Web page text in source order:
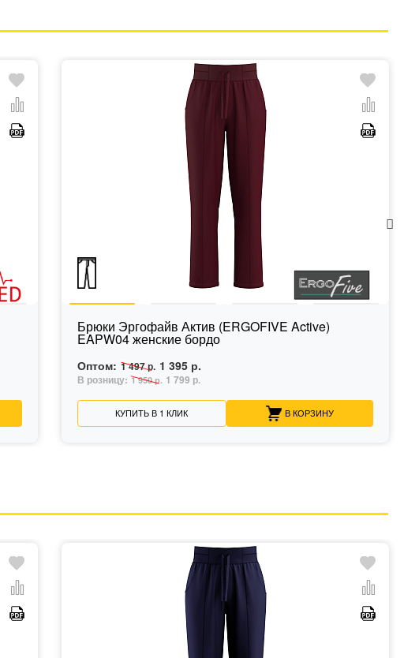
Брюки Эргофайв Актив (ERGOFIVE Active)
EAPW04 женские бордо
Оптом: 1 497 р. 1 395 р.
В розницу: 1 950 р. 1 799 р.
КУПИТЬ В 1 КЛИК В КОРЗИНУ